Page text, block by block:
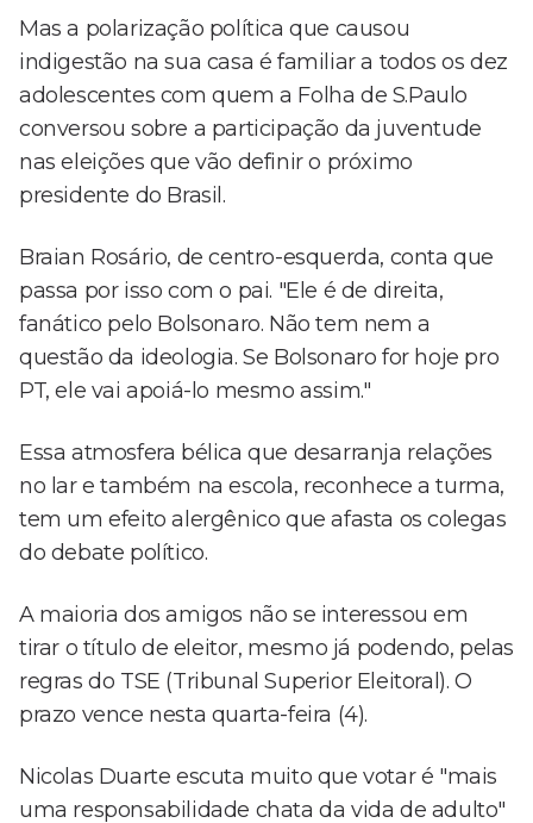
Mas a polarização política que causou
indigestão na sua casa é familiar a todos os dez
adolescentes com quem a Folha de S.Paulo
conversou sobre a participação da juventude
nas eleições que vão definir o próximo
presidente do Brasil.
Braian Rosário, de centro-esquerda, conta que
passa por isso com o pai. "Ele é de direita,
fanático pelo Bolsonaro. Não tem nem a
questão da ideologia. Se Bolsonaro for hoje pro
PT, ele vai apoiá-lo mesmo assim."
Essa atmosfera bélica que desarranja relações
no lar e também na escola, reconhece a turma,
tem um efeito alergênico que afasta os colegas
do debate político.
A maioria dos amigos não se interessou em
tirar o título de eleitor, mesmo já podendo, pelas
regras do TSE (Tribunal Superior Eleitoral). O
prazo vence nesta quarta-feira (4).
Nicolas Duarte escuta muito que votar é "mais
uma responsabilidade chata da vida de adulto"